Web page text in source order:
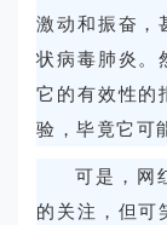
激动和振奋，
状病毒肺炎。
它的有效性的
验，毕竟它可
可是，网
的关注，但可